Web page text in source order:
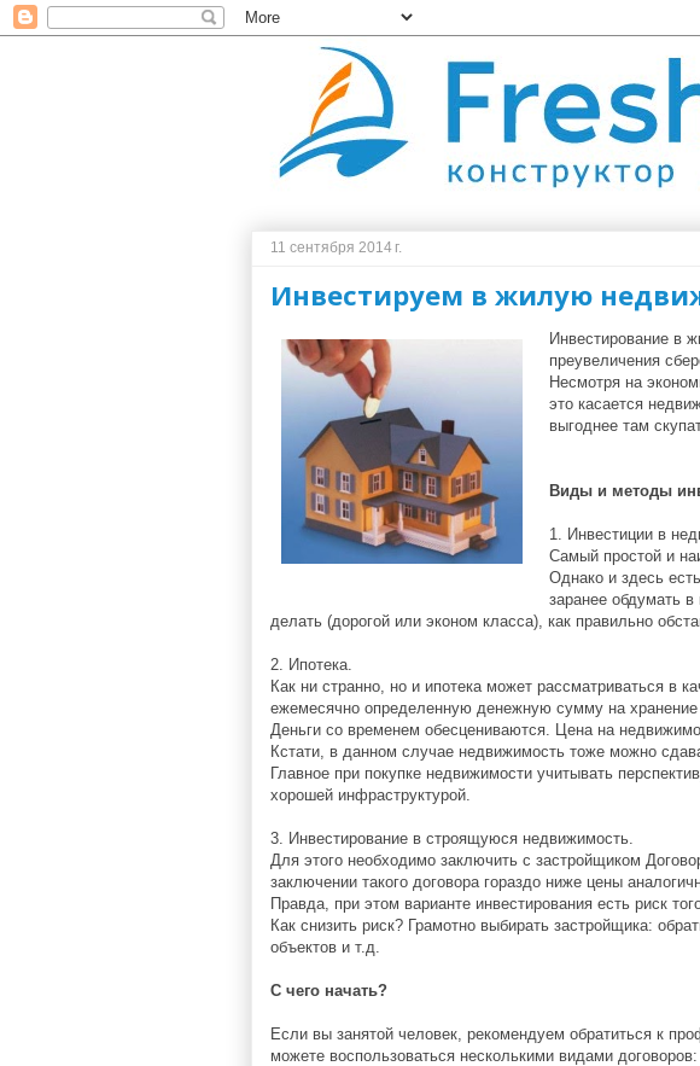
11 сентября 2014 г.
Инвестируем в жилую
Инвестирование в
преувеличения
Несмотря на
это касается
выгоднее там
Виды и методы
1. Инвестиции в
Самый простой и
Однако и здесь
заранее обдумать в
делать (дорогой или эконом класса), как правильно
2. Ипотека.
Как ни странно, но и ипотека может рассматриваться в
ежемесячно определенную денежную сумму на хранение
Деньги со временем обесцениваются. Цена на
Кстати, в данном случае недвижимость тоже можно
Главное при покупке недвижимости учитывать
хорошей инфраструктурой.
3. Инвестирование в строящуюся недвижимость.
Для этого необходимо заключить с застройщиком
заключении такого договора гораздо ниже цены
Правда, при этом варианте инвестирования есть риск
Как снизить риск? Грамотно выбирать застройщика:
объектов и т.д.
С чего начать?
Если вы занятой человек, рекомендуем обратиться к
можете воспользоваться несколькими видами